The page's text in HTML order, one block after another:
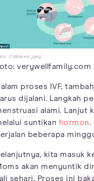
Unknown.jpeg
verywellfamily.com
proses IVF,
dijalani. Langkah
alami. Lanjut
suntikan hormon.
beberapa
kita masuk
akan menyuntik
sehari. Proses ini